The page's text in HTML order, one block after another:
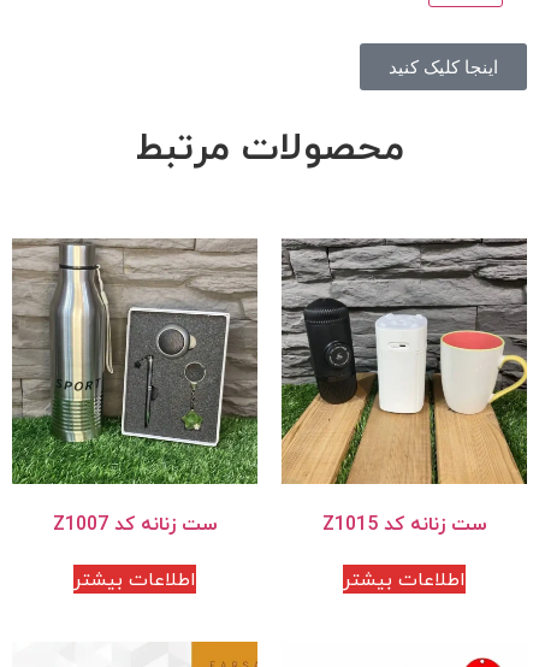
اینجا کلیک کنید
محصولات مرتبط
ست زنانه کد Z1015
اطلاعات بیشتر
ست زنانه کد Z1007
اطلاعات بیشتر